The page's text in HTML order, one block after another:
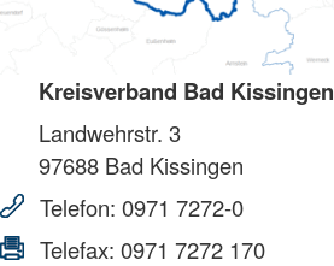
Kreisverband Bad Kissingen
Landwehrstr. 3
97688 Bad Kissingen
Telefon: 0971 7272-0
Telefax: 0971 7272 170